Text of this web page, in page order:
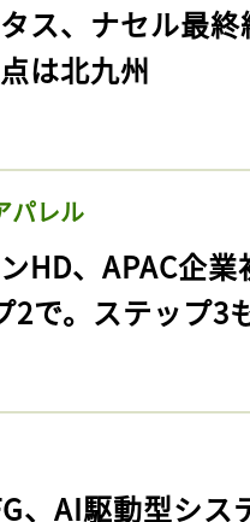
タス、ナセル最
は北九州
パレル
ンHD、APAC企
2で。ステップ3
、AI駆動型シ